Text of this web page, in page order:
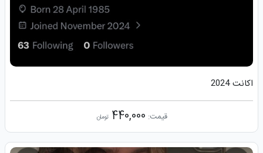
اکانت 2024
قیمت: 440,000 تومان